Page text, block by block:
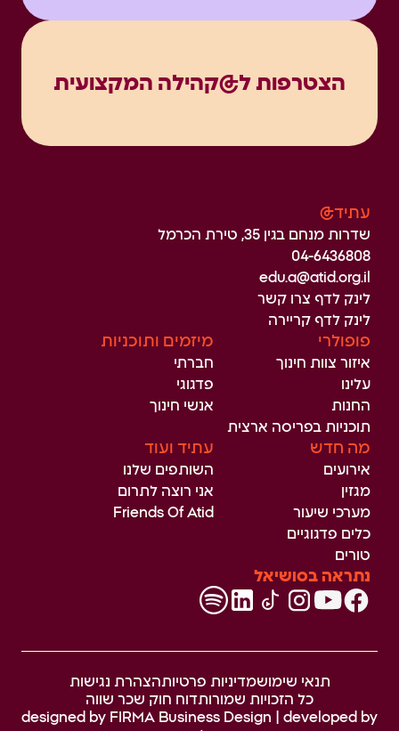
הצטרפות ל@קהילה המקצועית
עתיד@
שדרות מנחם בגין 35, טירת הכרמל
04-6436808
edu.a@atid.org.il
לינק לדף צרו קשר
לינק לדף קריירה
פופולרי
איזור צוות חינוך
עלינו
החנות
תוכניות בפריסה ארצית
מיזמים ותוכניות
חברתי
פדגוגי
אנשי חינוך
מה חדש
אירועים
מגזין
מערכי שיעור
כלים פדגוגיים
טורים
עתיד ועוד
השותפים שלנו
אני רוצה לתרום
Friends Of Atid
נתראה בסושיאל
תנאי שימושמדיניות פרטיותהצהרת נגישות
כל הזכויות שמורותדוח חוק שכר שווה
designed by FIRMA Business Design | developed by